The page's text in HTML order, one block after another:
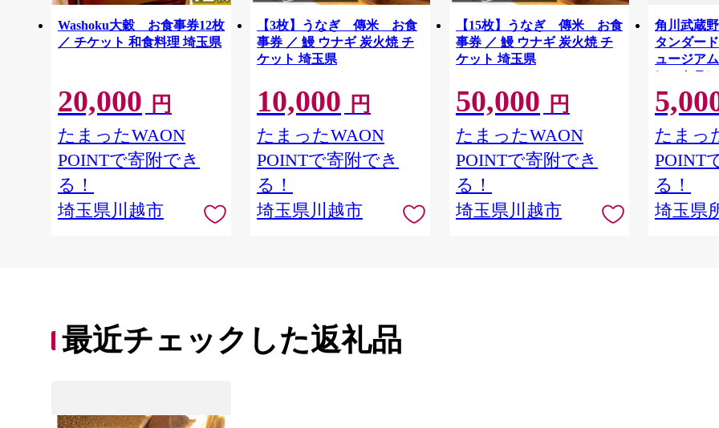
Washoku大穀 お食事券12枚
／ チケット 和食料理 埼玉県
20,000 円
たまったWAON
POINTで寄附でき
る！
埼玉県川越市
【3枚】うなぎ 傳米 お食
事券 ／ 鰻 ウナギ 炭火焼 チ
ケット 埼玉県
10,000 円
たまったWAON
POINTで寄附でき
る！
埼玉県川越市
【15枚】うなぎ 傳米 お食
事券 ／ 鰻 ウナギ 炭火焼 チ
ケット 埼玉県
50,000 円
たまったWAON
POINTで寄附でき
る！
埼玉県川越市
角川武蔵
タンダー
ュージア
レストラ
物館 アー
学 角川
品 本棚 本
隈研吾 チ
市
たまっ
POINT
る！
埼玉県
最近チェックした返礼品